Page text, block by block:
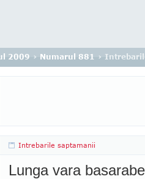
2009 › Numarul 881 ›
Intrebarile saptamanii
Lunga vara